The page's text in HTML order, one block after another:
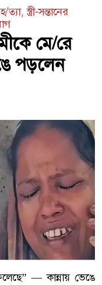
স্ত্রী-সন্তানের
মে/রে
পড়লেন
— কান্নায় ভেঙে